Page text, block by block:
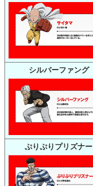
シルバーファング
ぷりぷりプリズナー